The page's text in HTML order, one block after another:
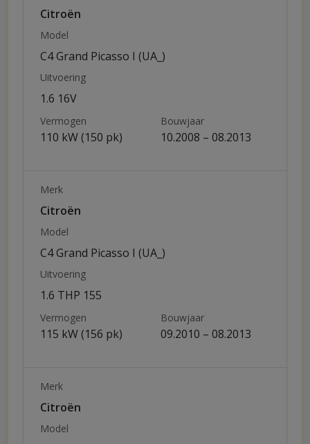
Citroën
Model
C4 Grand Picasso I (UA_)
Uitvoering
1.6 16V
Vermogen
110 kW (150 pk)
Bouwjaar
10.2008 – 08.2013
Merk
Citroën
Model
C4 Grand Picasso I (UA_)
Uitvoering
1.6 THP 155
Vermogen
115 kW (156 pk)
Bouwjaar
09.2010 – 08.2013
Merk
Citroën
Model